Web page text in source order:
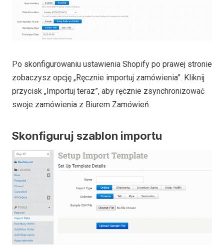
Po skonfigurowaniu ustawienia Shopify po prawej stronie
zobaczysz opcję „Ręcznie importuj zamówienia”. Kliknij
przycisk „Importuj teraz”, aby ręcznie zsynchronizować
swoje zamówienia z Biurem Zamówień.
Skonfiguruj szablon importu